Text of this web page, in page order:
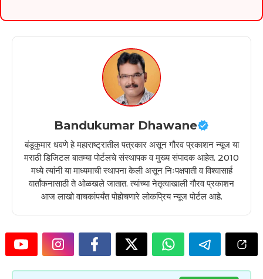
Bandukumar Dhawane
बंडूकुमार धवणे हे महाराष्ट्रातील पत्रकार असून गौरव प्रकाशन न्यूज या
मराठी डिजिटल बातम्या पोर्टलचे संस्थापक व मुख्य संपादक आहेत. 2010
मध्ये त्यांनी या माध्यमाची स्थापना केली असून निःपक्षपाती व विश्वासार्ह
वार्तांकनासाठी ते ओळखले जातात. त्यांच्या नेतृत्वाखाली गौरव प्रकाशन
आज लाखो वाचकांपर्यंत पोहोचणारे लोकप्रिय न्यूज पोर्टल आहे.